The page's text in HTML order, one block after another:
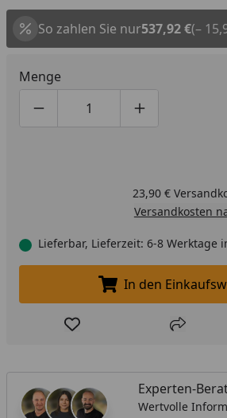
So zahlen Sie nur537,92 €(–
Menge
Produktmenge um eins
Produktmenge
23,90 €
Versandkosten
Lieferbar, Lieferzeit: 6-8 Werktage
In den
In den
Produkt zur Wunschliste
Teilen
Experten-
Wertvolle